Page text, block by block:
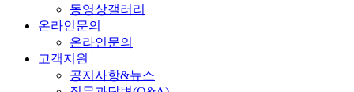
동영상갤러리
온라인문의
온라인문의
고객지원
공지사항&뉴스